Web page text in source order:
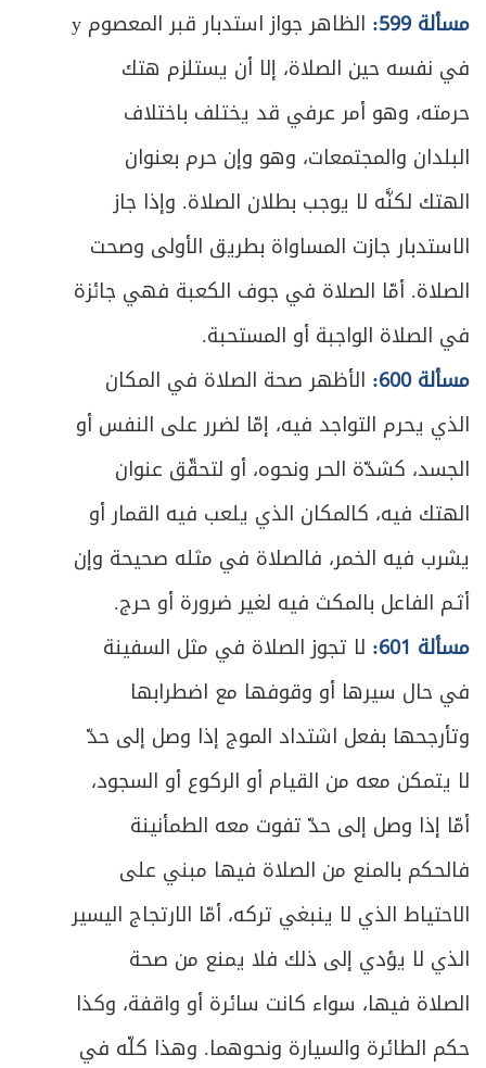
مسألة 599:
الظاهر جواز استدبار قبر المعصوم y
في نفسه حين الصلاة، إلا أن يستلزم هتك
حرمته، وهو أمر عرفي قد يختلف باختلاف
البلدان والمجتمعات، وهو وإن حرم بعنوان
الهتك لكنَّه لا يوجب بطلان الصلاة. وإذا جاز
الاستدبار جازت المساواة بطريق الأولى وصحت
الصلاة. أمّا الصلاة في جوف الكعبة فهي جائزة
في الصلاة الواجبة أو المستحبة.
مسألة 600:
الأظهر صحة الصلاة في المكان
الذي يحرم التواجد فيه، إمّا لضرر على النفس أو
الجسد، كشدّة الحر ونحوه، أو لتحقّق عنوان
الهتك فيه، كالمكان الذي يلعب فيه القمار أو
يشرب فيه الخمر، فالصلاة في مثله صحيحة وإن
أثـم الفاعل بالمكث فيه لغير ضرورة أو حرج.
مسألة 601:
لا تجوز الصلاة في مثل السفينة
في حال سيرها أو وقوفها مع اضطرابها
وتأرجحها بفعل اشتداد الموج إذا وصل إلى حدّ
لا يتمكن معه من القيام أو الركوع أو السجود،
أمّا إذا وصل إلى حدّ تفوت معه الطمأنينة
فالحكم بالمنع من الصلاة فيها مبني على
الاحتياط الذي لا ينبغي تركه، أمّا الارتجاج اليسير
الذي لا يؤدي إلى ذلك فلا يمنع من صحة
الصلاة فيها، سواء كانت سائرة أو واقفة، وكذا
حكم الطائرة والسيارة ونحوهما. وهذا كلّه في
ص
612
المبحث الأول ـ في الدفاع عن النفس
ومُتعلَّقاتها
ص
618 المبحث الثاني ـ في الدفاع عن الوطن